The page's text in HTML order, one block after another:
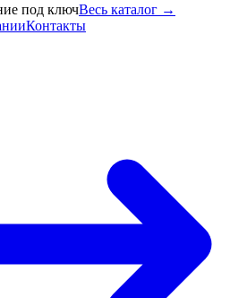
под ключВесь каталог →
Контакты